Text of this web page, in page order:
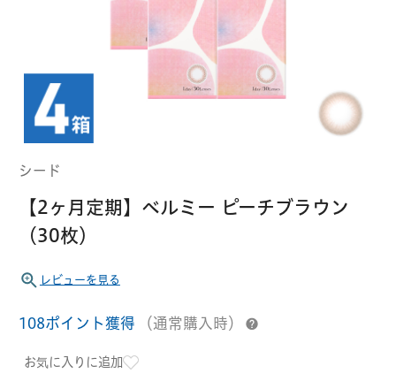
コンタクトレンズ
ハード コンタクトレンズ
ソフト
ケア用品
日本アルコン シード
アイミー
オフテクス
はじめての方へ
おトク定期便
Myクーポン
ご利用案内
シード
【2ヶ月定期】ベルミー ピーチブラウン
（30枚）
レビューを見る
108ポイント獲得 （通常購入時）
お気に入りに追加